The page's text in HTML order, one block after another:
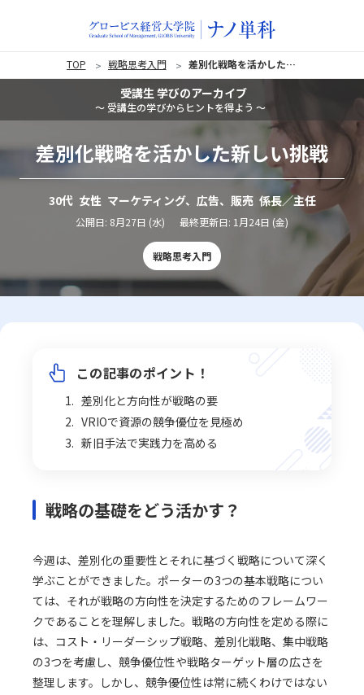
TOP 戦略思考入門 差別化戦略を活かした新しい挑戦
受講生 学びのアーカイブ
〜 受講生の学びからヒントを得よう 〜
差別化戦略を活かした新しい挑戦
30代 女性 マーケティング、広告、販売 係長／主任
公開日: 8月27日 (水) 最終更新日: 1月24日 (金)
戦略思考入門
この記事のポイント！
差別化と方向性が戦略の要
VRIOで資源の競争優位を見極め
新旧手法で実践力を高める
戦略の基礎をどう活かす？
今週は、差別化の重要性とそれに基づく戦略について深く
学ぶことができました。ポーターの3つの基本戦略につい
ては、それが戦略の方向性を決定するためのフレームワー
クであることを理解しました。戦略の方向性を定める際に
は、コスト・リーダーシップ戦略、差別化戦略、集中戦略
の3つを考慮し、競争優位性や戦略ターゲット層の広さを
整理します。しかし、競争優位性は常に続くわけではない